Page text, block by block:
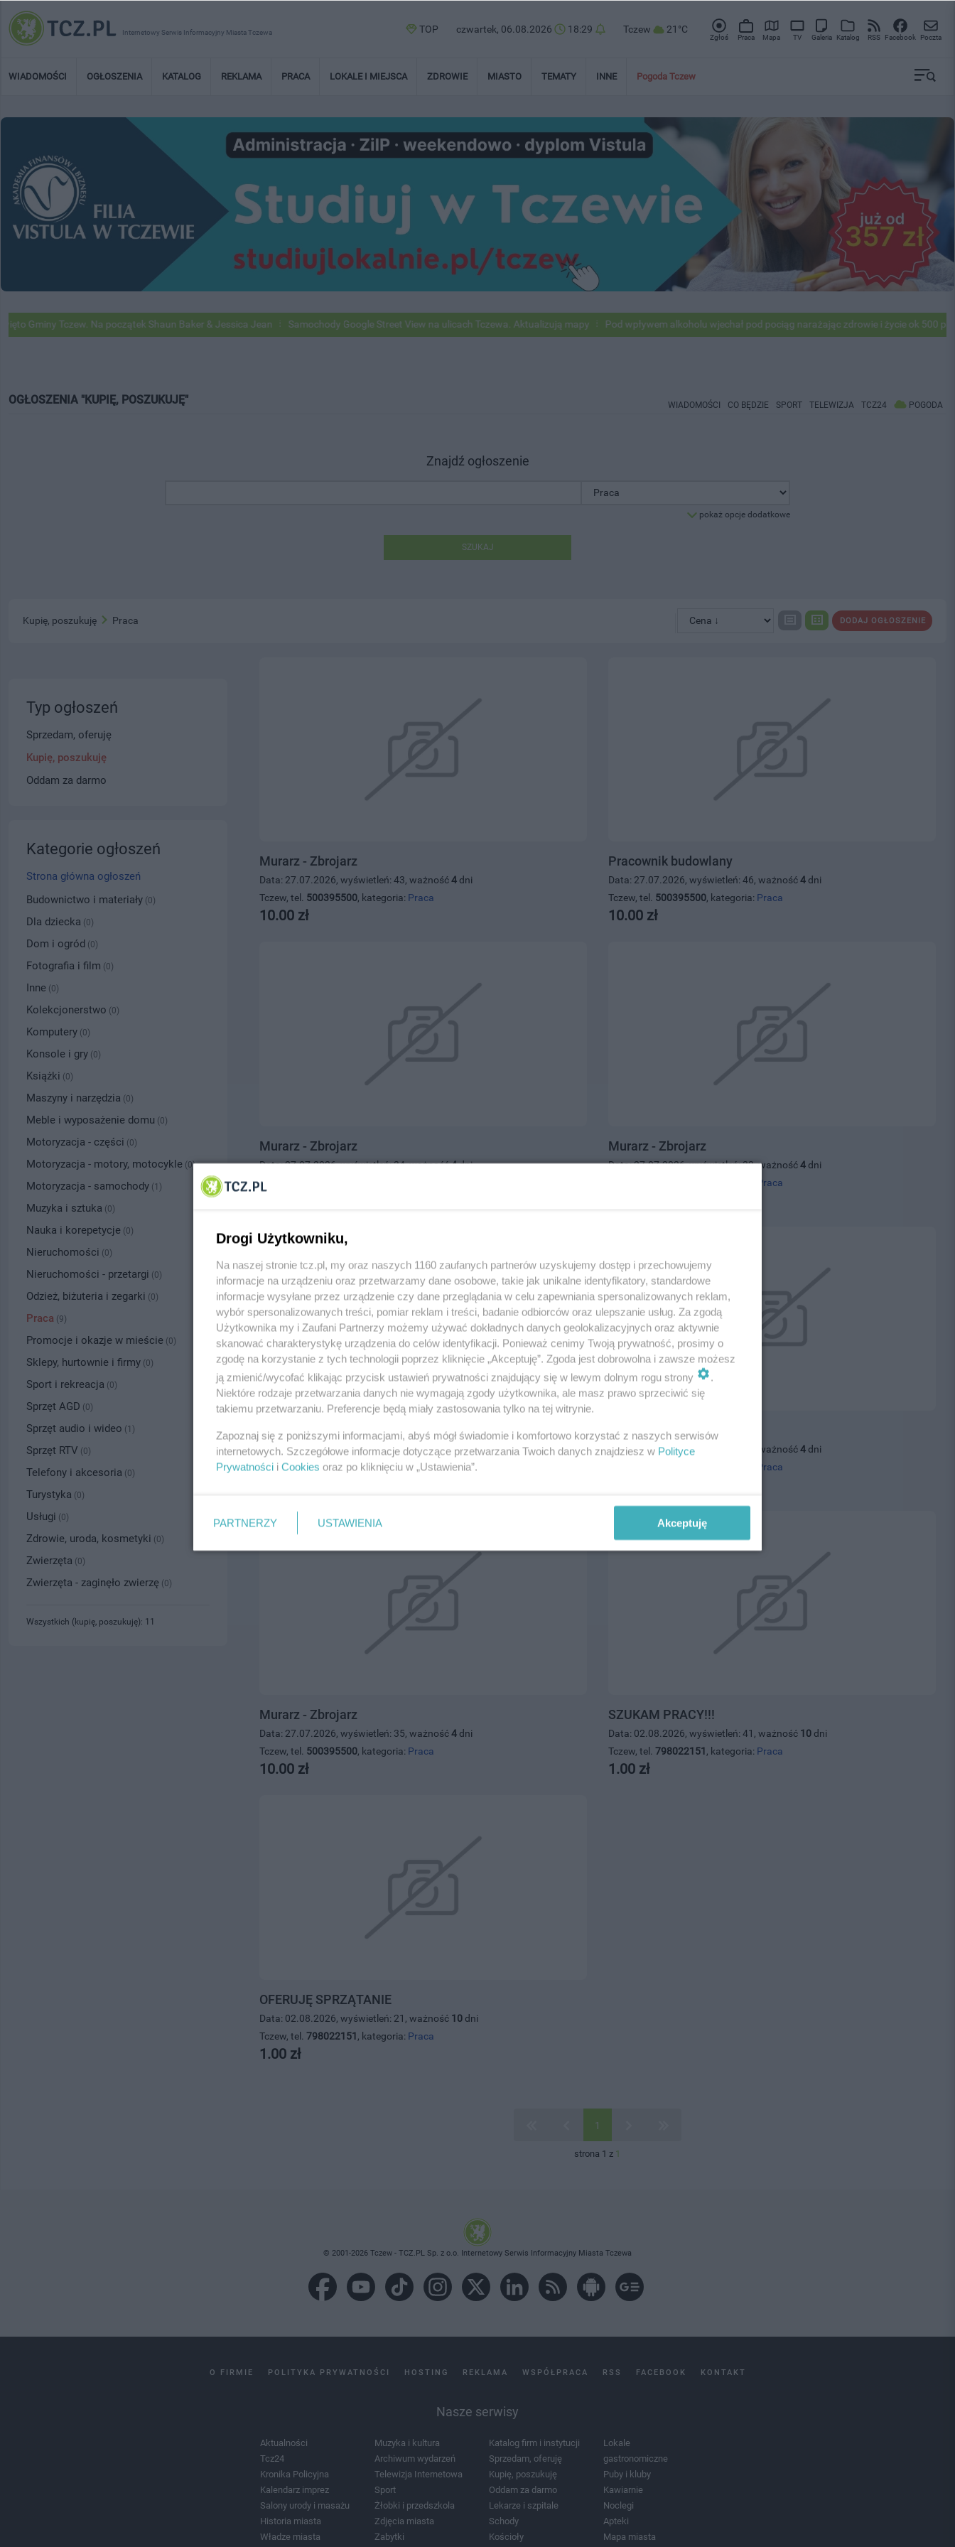
Internetowy Serwis Informacyjny Miasta Tczewa TOP czwartek, 06.08.2026 18:29 Tczew 21°C
Zgłoś Praca Mapa TV Galeria Katalog RSS Facebook Poczta
WIADOMOŚCI OGŁOSZENIA KATALOG REKLAMA PRACA LOKALE I MIEJSCA ZDROWIE MIASTO TEMATY INNE Pogoda Tczew
Tczew. Na początek Shaun Baker & Jessica Jean Samochody Google Street View na ulicach Tczewa. Aktualizują mapy Pod wpływem alkoholu wjechał pod pociąg narażając zdrowie i życie ok 500
OGŁOSZENIA "KUPIĘ, POSZUKUJĘ" WIADOMOŚCI CO BĘDZIE SPORT TELEWIZJA TCZ24 POGODA
Znajdź ogłoszenie
pokaż opcje dodatkowe
SZUKAJ
DODAJ OGŁOSZENIE
Kupię, poszukuję Praca
Murarz - Zbrojarz
Data: 27.07.2026, wyświetleń: 43, ważność4dni
Tczew, tel. 500395500, kategoria: Praca
10.00 zł
Pracownik budowlany
Data: 27.07.2026, wyświetleń: 46, ważność4dni
Tczew, tel. 500395500, kategoria: Praca
10.00 zł
Murarz - Zbrojarz
Data: 27.07.2026, wyświetleń: 34, ważność4dni
Tczew, tel.
Murarz - Zbrojarz
Data: 27.07.2026, wyświetleń: 32, ważność4dni
Praca
Murarz - Zbrojarz
Data: 27.07.2026, wyświetleń: 37, ważność4dni
Tczew, tel.500395500, kategoria:Praca
Murarz - Zbrojarz
Data: 27.07.2026, wyświetleń: 38, ważność4dni
Praca
Murarz - Zbrojarz
Data: 27.07.2026, wyświetleń: 35, ważność4dni
Tczew, tel. 500395500, kategoria: Praca
10.00 zł
SZUKAM PRACY!!!
Data: 02.08.2026, wyświetleń: 41, ważność 10dni
Tczew, tel. 798022151 , kategoria: Praca
1.00 zł
OFERUJĘ SPRZĄTANIE
Data: 02.08.2026, wyświetleń: 21, ważność 10dni
Tczew, tel. 798022151 , kategoria: Praca
1.00 zł
1
strona 1 z 1
Typ ogłoszeń
Sprzedam, oferuję
Kupię, poszukuję
Oddam za darmo
Kategorie ogłoszeń
Strona główna ogłoszeń
Budownictwo i materiały (0)
Dla dziecka (0)
Dom i ogród (0)
Fotografia i film (0)
Inne (0)
Kolekcjonerstwo (0)
Komputery (0)
Konsole i gry (0)
Książki (0)
Maszyny i narzędzia (0)
Meble i wyposażenie domu (0)
Motoryzacja - części (0)
Motoryzacja - motory, motocykle (0)
Motoryzacja - samochody (1)
Muzyka i sztuka (0)
Nauka i korepetycje (0)
Nieruchomości (0)
Nieruchomości - przetargi (0)
Odzież, biżuteria i zegarki (0)
Praca (9)
Promocje i okazje w mieście (0)
Sklepy, hurtownie i firmy (0)
Sport i rekreacja (0)
Sprzęt AGD (0)
Sprzęt audio i wideo (1)
Sprzęt RTV (0)
Telefony i akcesoria (0)
Turystyka (0)
Usługi (0)
Zdrowie, uroda, kosmetyki (0)
Zwierzęta (0)
Zwierzęta - zaginęło zwierzę (0)
Wszystkich (kupię, poszukuję): 11
© 2001-2026 Tczew - TCZ.PL Sp. z o.o. Internetowy Serwis Informacyjny Miasta Tczewa
O FIRMIE POLITYKA PRYWATNOŚCI HOSTING REKLAMA WSPÓŁPRACA RSS FACEBOOK KONTAKT
Nasze serwisy
Aktualności
Tcz24
Kronika Policyjna
Kalendarz imprez
Salony urody i masażu
Historia miasta
Władze miasta
Muzyka i kultura
Archiwum wydarzeń
Telewizja Internetowa
Sport
Żłobki i przedszkola
Zdjęcia miasta
Zabytki
Katalog firm i instytucji
Sprzedam, oferuję
Kupię, poszukuję
Oddam za darmo
Lekarze i szpitale
Schody
Kościoły
Lokale
gastronomiczne
Puby i kluby
Kawiarnie
Noclegi
Apteki
Mapa miasta
Drogi Użytkowniku,
Na naszej stronie tcz.pl, my oraz naszych 1160 zaufanych partnerów uzyskujemy dostęp i przechowujemy
informacje na urządzeniu oraz przetwarzamy dane osobowe, takie jak unikalne identyfikatory, standardowe
informacje wysyłane przez urządzenie czy dane przeglądania w celu zapewniania spersonalizowanych reklam,
wybór spersonalizowanych treści, pomiar reklam i treści, badanie odbiorców oraz ulepszanie usług. Za zgodą
Użytkownika my i Zaufani Partnerzy możemy używać dokładnych danych geolokalizacyjnych oraz aktywnie
skanować charakterystykę urządzenia do celów identyfikacji. Ponieważ cenimy Twoją prywatność, prosimy o
zgodę na korzystanie z tych technologii poprzez kliknięcie „Akceptuję”. Zgoda jest dobrowolna i zawsze możesz
ją zmienić/wycofać klikając przycisk ustawień prywatności znajdujący się w lewym dolnym rogu strony
.
Niektóre rodzaje przetwarzania danych nie wymagają zgody użytkownika, ale masz prawo sprzeciwić się
takiemu przetwarzaniu. Preferencje będą miały zastosowania tylko na tej witrynie.
Zapoznaj się z poniższymi informacjami, abyś mógł świadomie i komfortowo korzystać z naszych serwisów
internetowych. Szczegółowe informacje dotyczące przetwarzania Twoich danych znajdziesz w Polityce
Prywatności i Cookies oraz po kliknięciu w „Ustawienia”.
PARTNERZY USTAWIENIA Akceptuję